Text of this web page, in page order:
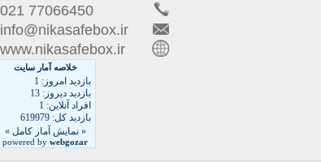
77066450 021
info@nikasafebox.ir